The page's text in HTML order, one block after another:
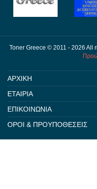
Toner Greece © 2011 - 2026 All
ΑΡΧΙΚΗ
ΕΤΑΙΡΙΑ
ΕΠΙΚΟΙΝΩΝΙΑ
ΟΡΟΙ & ΠΡΟΥΠΟΘΕΣΕΙΣ